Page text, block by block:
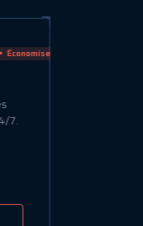
Économiser 45%
7.